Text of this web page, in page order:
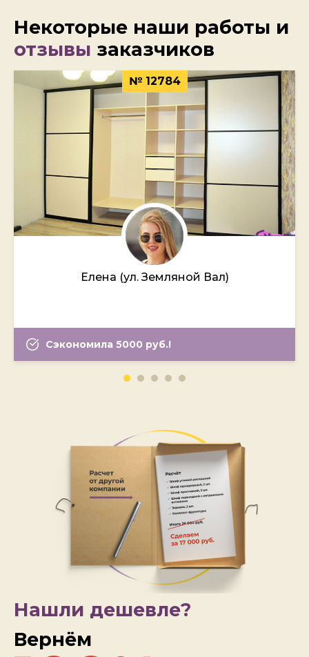
Некоторые наши работы и
отзывы заказчиков
№ 12784
Елена (ул. Земляной Вал)
Сэкономила 5000 руб.!
Нашли дешевле?
Вернём